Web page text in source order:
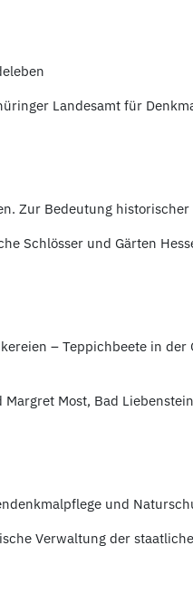
Landesamt für
Zur Bedeutung historischer
Schlösser und Gärten
– Teppichbeete in
Most, Bad Liebenstein
und
Verwaltung der